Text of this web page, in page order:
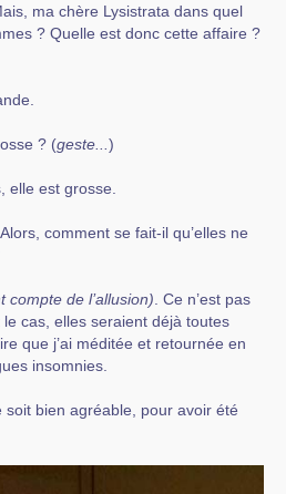
ma chère Lysistrata dans quel
? Quelle est donc cette affaire ?
? (geste... )
elle est grosse.
comment se fait-il qu’elles ne
compte de l’allusion) . Ce n’est pas
le cas, elles seraient déjà toutes
que j’ai méditée et retournée en
insomnies.
soit bien agréable, pour avoir été